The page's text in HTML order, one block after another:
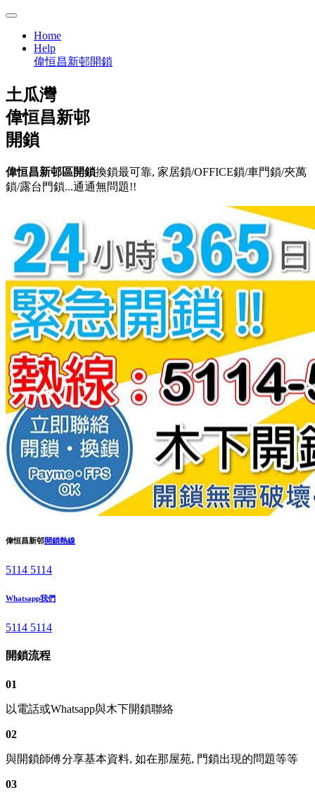
Home
Help
偉恒昌新邨開鎖
土瓜灣
偉恒昌新邨
開鎖
偉恒昌新邨區開鎖換鎖最可靠, 家居鎖/OFFICE鎖/車門鎖/夾萬
鎖/露台門鎖...通通無問題!!
偉恒昌新邨開鎖熱線
5114 5114
Whatsapp我們
5114 5114
開鎖流程
01
以電話或Whatsapp與木下開鎖聯絡
02
與開鎖師傅分享基本資料, 如在那屋苑, 門鎖出現的問題等等
03